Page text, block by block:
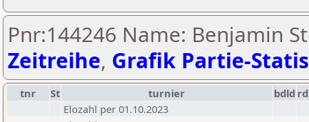
Pnr:144246 Name: Benjamin
Zeitreihe, Grafik Partie-
tnr St turnier bdld rd
Elozahl per 01.10.2023